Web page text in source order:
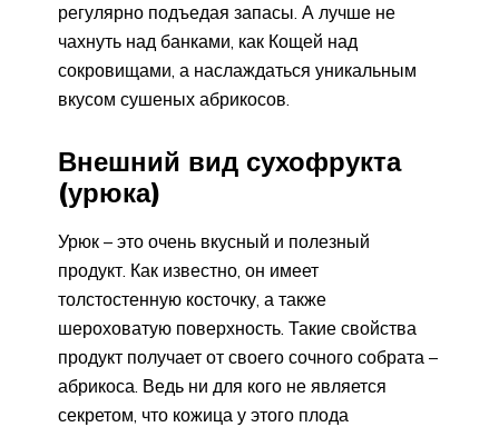
регулярно подъедая запасы. А лучше не
чахнуть над банками, как Кощей над
сокровищами, а наслаждаться уникальным
вкусом сушеных абрикосов.
Внешний вид сухофрукта
(урюка)
Урюк – это очень вкусный и полезный
продукт. Как известно, он имеет
толстостенную косточку, а также
шероховатую поверхность. Такие свойства
продукт получает от своего сочного собрата –
абрикоса. Ведь ни для кого не является
секретом, что кожица у этого плода